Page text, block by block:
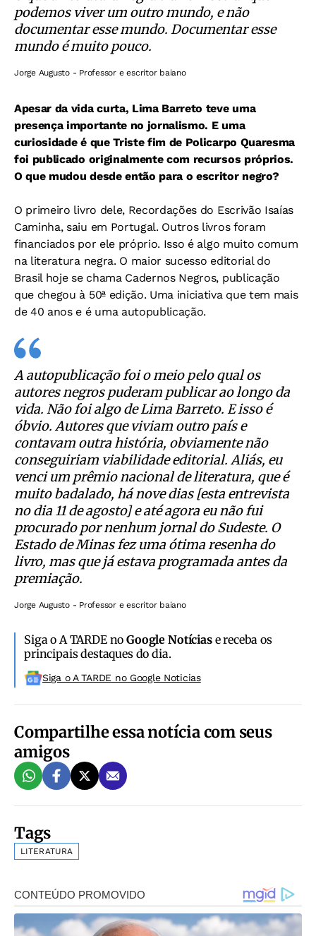
podemos viver um outro mundo, e não
documentar esse mundo. Documentar esse
mundo é muito pouco.
Jorge Augusto - Professor e escritor baiano
Apesar da vida curta, Lima Barreto teve uma
presença importante no jornalismo. E uma
curiosidade é que Triste fim de Policarpo Quaresma
foi publicado originalmente com recursos próprios.
O que mudou desde então para o escritor negro?
O primeiro livro dele, Recordações do Escrivão Isaías
Caminha, saiu em Portugal. Outros livros foram
financiados por ele próprio. Isso é algo muito comum
na literatura negra. O maior sucesso editorial do
Brasil hoje se chama Cadernos Negros, publicação
que chegou à 50ª edição. Uma iniciativa que tem mais
de 40 anos e é uma autopublicação.
A autopublicação foi o meio pelo qual os
autores negros puderam publicar ao longo da
vida. Não foi algo de Lima Barreto. E isso é
óbvio. Autores que viviam outro país e
contavam outra história, obviamente não
conseguiriam viabilidade editorial. Aliás, eu
venci um prêmio nacional de literatura, que é
muito badalado, há nove dias [esta entrevista
no dia 11 de agosto] e até agora eu não fui
procurado por nenhum jornal do Sudeste. O
Estado de Minas fez uma ótima resenha do
livro, mas que já estava programada antes da
premiação.
Jorge Augusto - Professor e escritor baiano
Siga o A TARDE noGoogle Notíciase receba os
principais destaques do dia.
Siga o A TARDE no Google Noticias
Compartilhe essa notícia com seus
amigos
Tags
LITERATURA